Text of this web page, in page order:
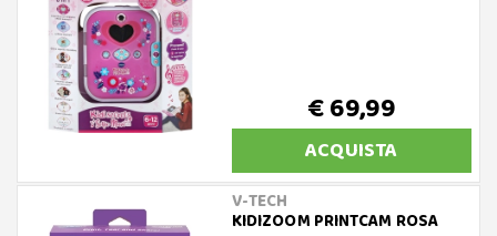
€ 69,99
ACQUISTA
V-TECH
KIDIZOOM PRINTCAM ROSA